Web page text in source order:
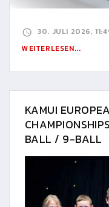
30. JULI 2026,
WEITERLESEN...
KAMUI
BALL / 9-BALL